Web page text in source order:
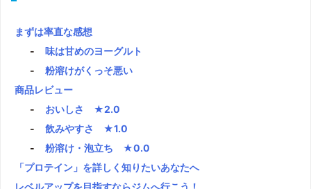
まずは率直な感想
味は甘めのヨーグルト
粉溶けがくっそ悪い
商品レビュー
おいしさ ★2.0
飲みやすさ ★1.0
粉溶け・泡立ち ★0.0
「プロテイン」を詳しく知りたいあなたへ